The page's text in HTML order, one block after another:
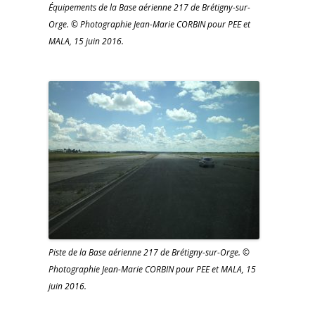
Équipements de la Base aérienne 217 de Brétigny-sur-
Orge. © Photographie Jean-Marie CORBIN pour PEE et
MALA, 15 juin 2016.
Piste de la Base aérienne 217 de Brétigny-sur-Orge. ©
Photographie Jean-Marie CORBIN pour PEE et MALA, 15
juin 2016.